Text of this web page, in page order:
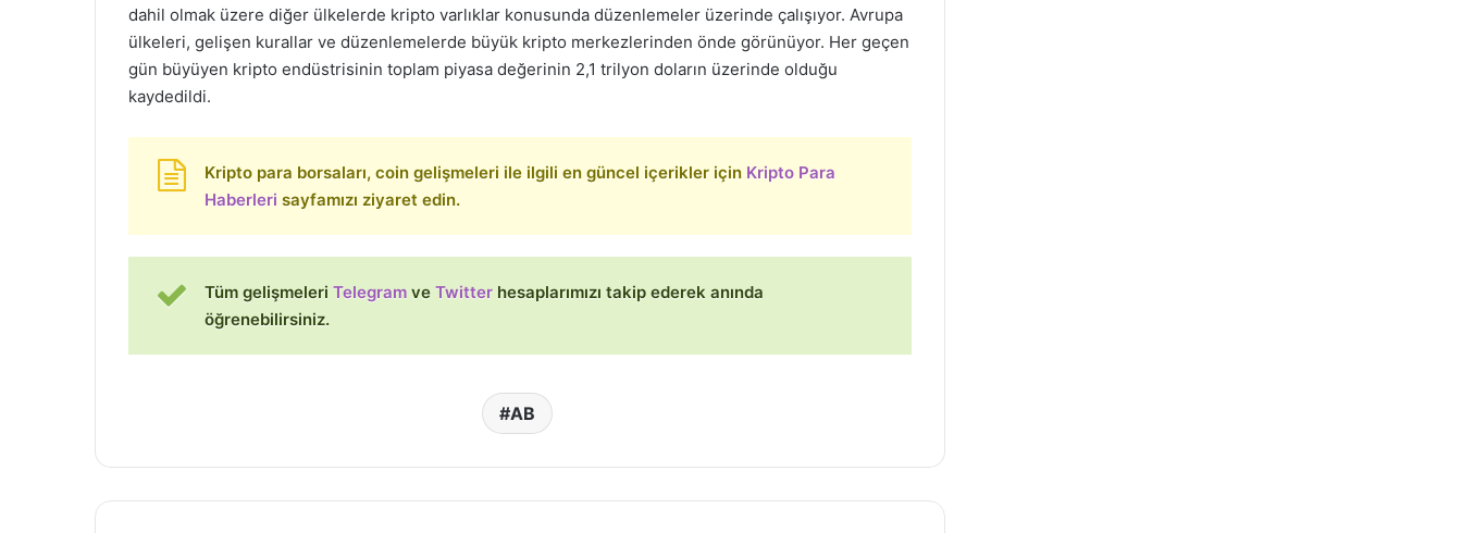
dahil olmak üzere diğer ülkelerde kripto varlıklar konusunda düzenlemeler üzerinde çalışıyor. Avrupa
ülkeleri, gelişen kurallar ve düzenlemelerde büyük kripto merkezlerinden önde görünüyor. Her geçen
gün büyüyen kripto endüstrisinin toplam piyasa değerinin 2,1 trilyon doların üzerinde olduğu
kaydedildi.
Kripto para borsaları, coin gelişmeleri ile ilgili en güncel içerikler için Kripto Para
Haberleri sayfamızı ziyaret edin.
Tüm gelişmeleri Telegram ve Twitter hesaplarımızı takip ederek anında
öğrenebilirsiniz.
AB